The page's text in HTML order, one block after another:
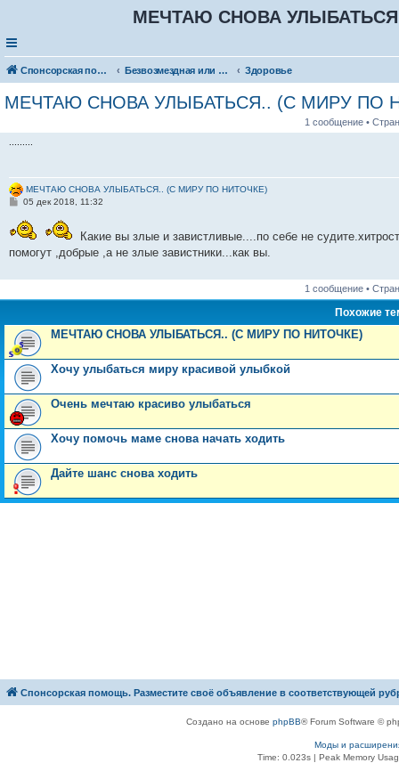
МЕЧТАЮ СНОВА
Спонсорская помощь. Разместите своё объявление в соответствующей рубрике Безвозмездная или условно-безвозмездная помощь Здоровье
МЕЧТАЮ СНОВА УЛЫБАТЬСЯ.. (С МИРУ ПО
1 сообщение •
МЕЧТАЮ СНОВА УЛЫБАТЬСЯ.. (С МИРУ ПО НИТОЧКЕ)
С
о
б
е
05 дек 2018, 11:32
Какие вы злые и завистливые....по себе не
помогут ,добрые ,а не злые завистники...как вы.
1 сообщение •
Похожие
МЕЧТАЮ СНОВА УЛЫБАТЬСЯ.. (С МИРУ ПО НИТОЧКЕ)
Хочу улыбаться миру красивой улыбкой
Очень мечтаю красиво улыбаться
Хочу помочь маме снова начать ходить
Дайте шанс снова ходить
Спонсорская помощь. Разместите своё объявление в соответствующей
Создано на основе phpBB® Forum Software ©
Моды и
Time: 0.023s| Peak Memory